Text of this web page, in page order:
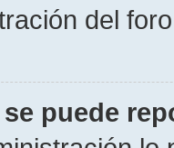
del
puede